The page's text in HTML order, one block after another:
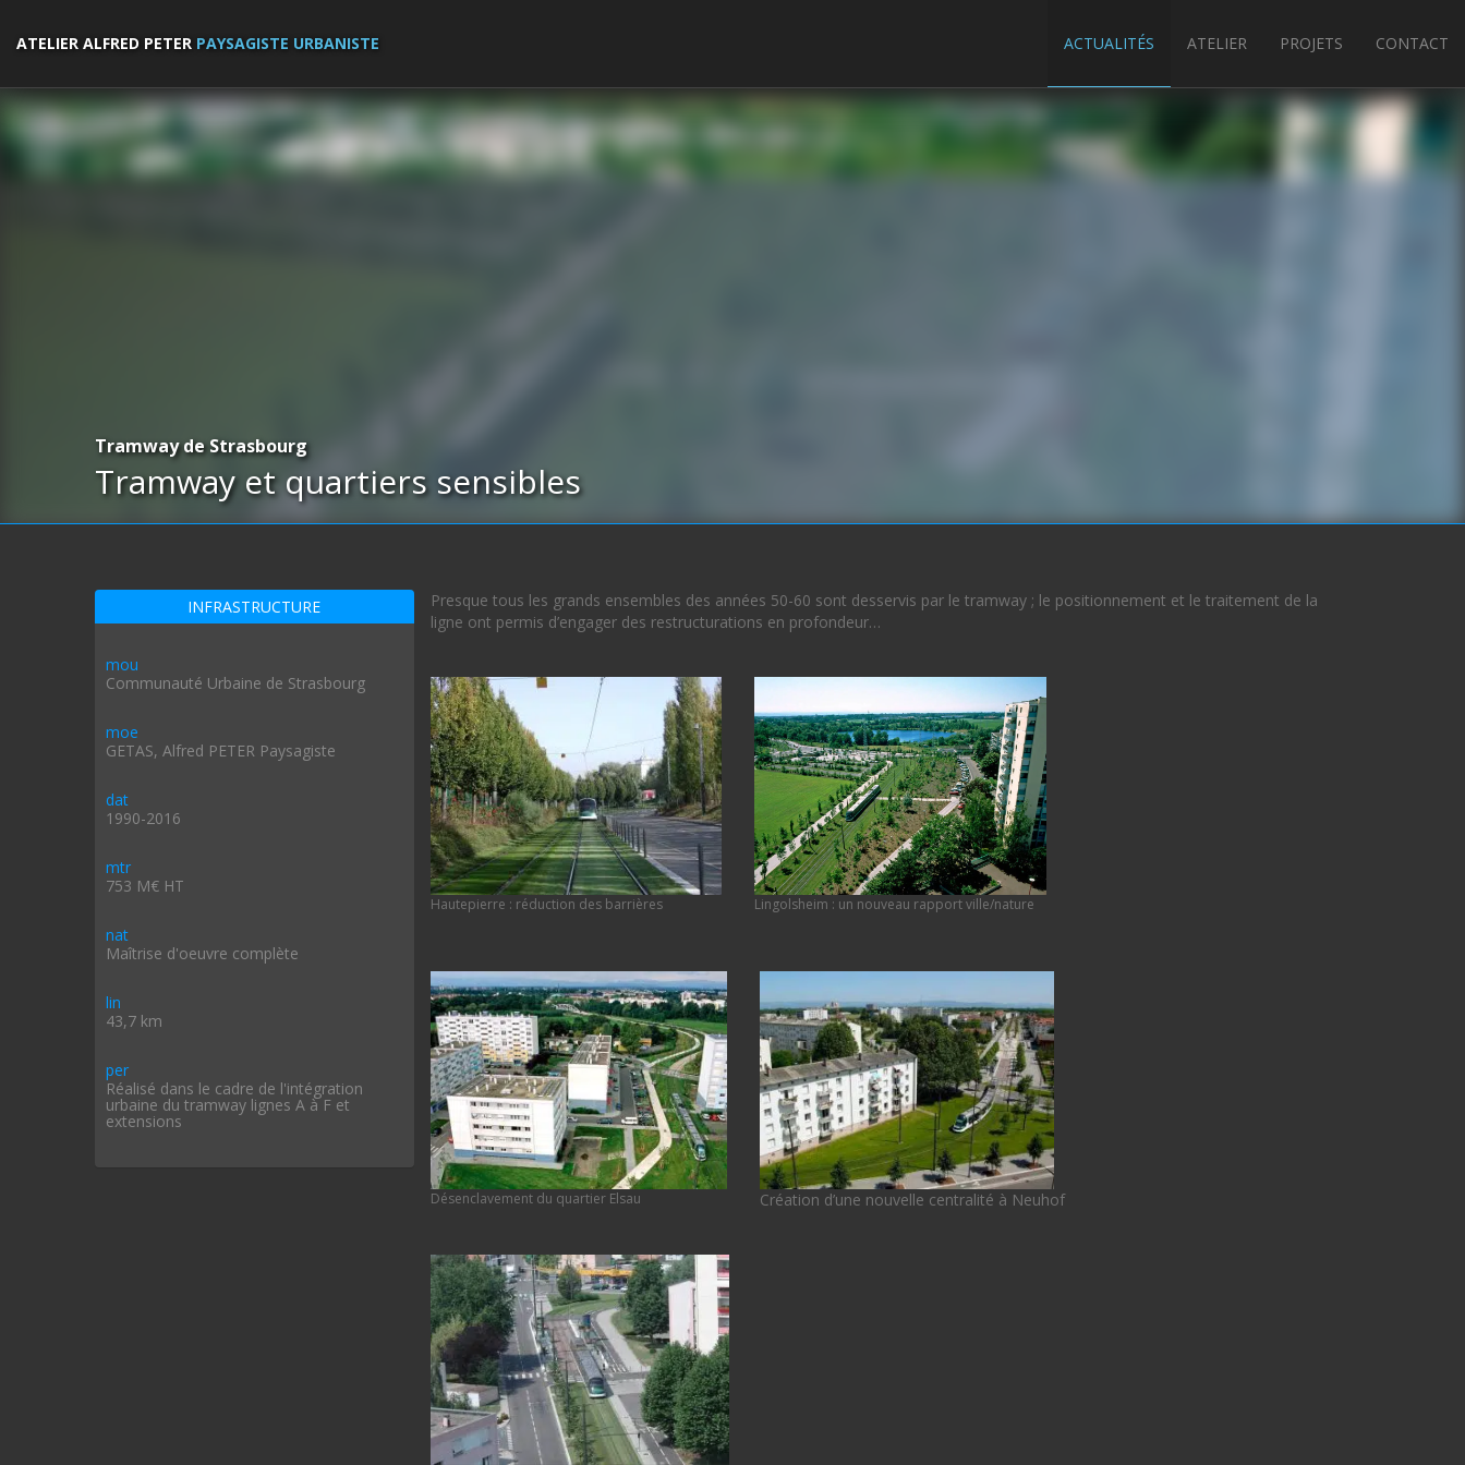
ATELIER ALFRED PETER PAYSAGISTE URBANISTE ACTUALITÉS ATELIER PROJETS CONTACT
Tramway de Strasbourg
Tramway et quartiers sensibles
INFRASTRUCTURE
mou
Communauté Urbaine de Strasbourg
moe
GETAS, Alfred PETER Paysagiste
dat
1990-2016
mtr
753 M€ HT
nat
Maîtrise d'oeuvre complète
lin
43,7 km
per
Réalisé dans le cadre de l'intégration
urbaine du tramway lignes A à F et
extensions
Presque tous les grands ensembles des années 50-60 sont desservis par le tramway ; le positionnement et le traitement de la
ligne ont permis d’engager des restructurations en profondeur…
Hautepierre : réduction des barrières Lingolsheim : un nouveau rapport ville/nature
Désenclavement du quartier Elsau Création d’une nouvelle centralité à Neuhof